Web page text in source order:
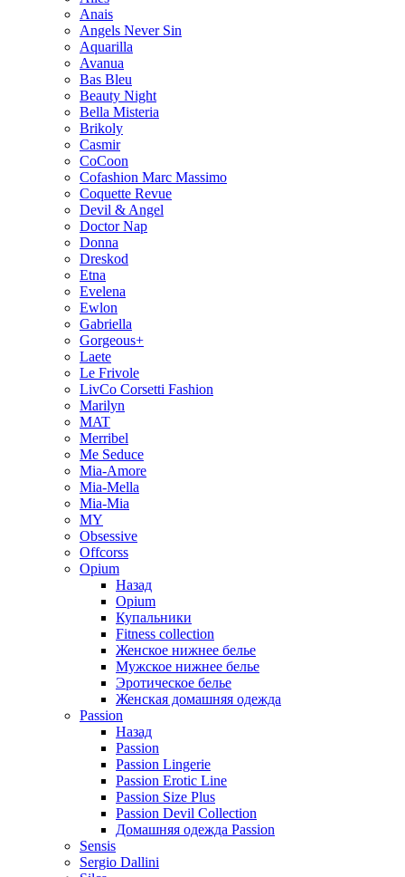
Anais
Angels Never Sin
Aquarilla
Avanua
Bas Bleu
Beauty Night
Bella Misteria
Brikoly
Casmir
CoCoon
Cofashion Marc Massimo
Coquette Revue
Devil & Angel
Doctor Nap
Donna
Dreskod
Etna
Evelena
Ewlon
Gabriella
Gorgeous+
Laete
Le Frivole
LivCo Corsetti Fashion
Marilyn
MAT
Merribel
Me Seduce
Mia-Amore
Mia-Mella
Mia-Mia
MY
Obsessive
Offcorss
Opium
Назад
Opium
Купальники
Fitness collection
Женское нижнее белье
Мужское нижнее белье
Эротическое белье
Женская домашняя одежда
Passion
Назад
Passion
Passion Lingerie
Passion Erotic Line
Passion Size Plus
Passion Devil Collection
Домашняя одежда Passion
Sensis
Sergio Dallini